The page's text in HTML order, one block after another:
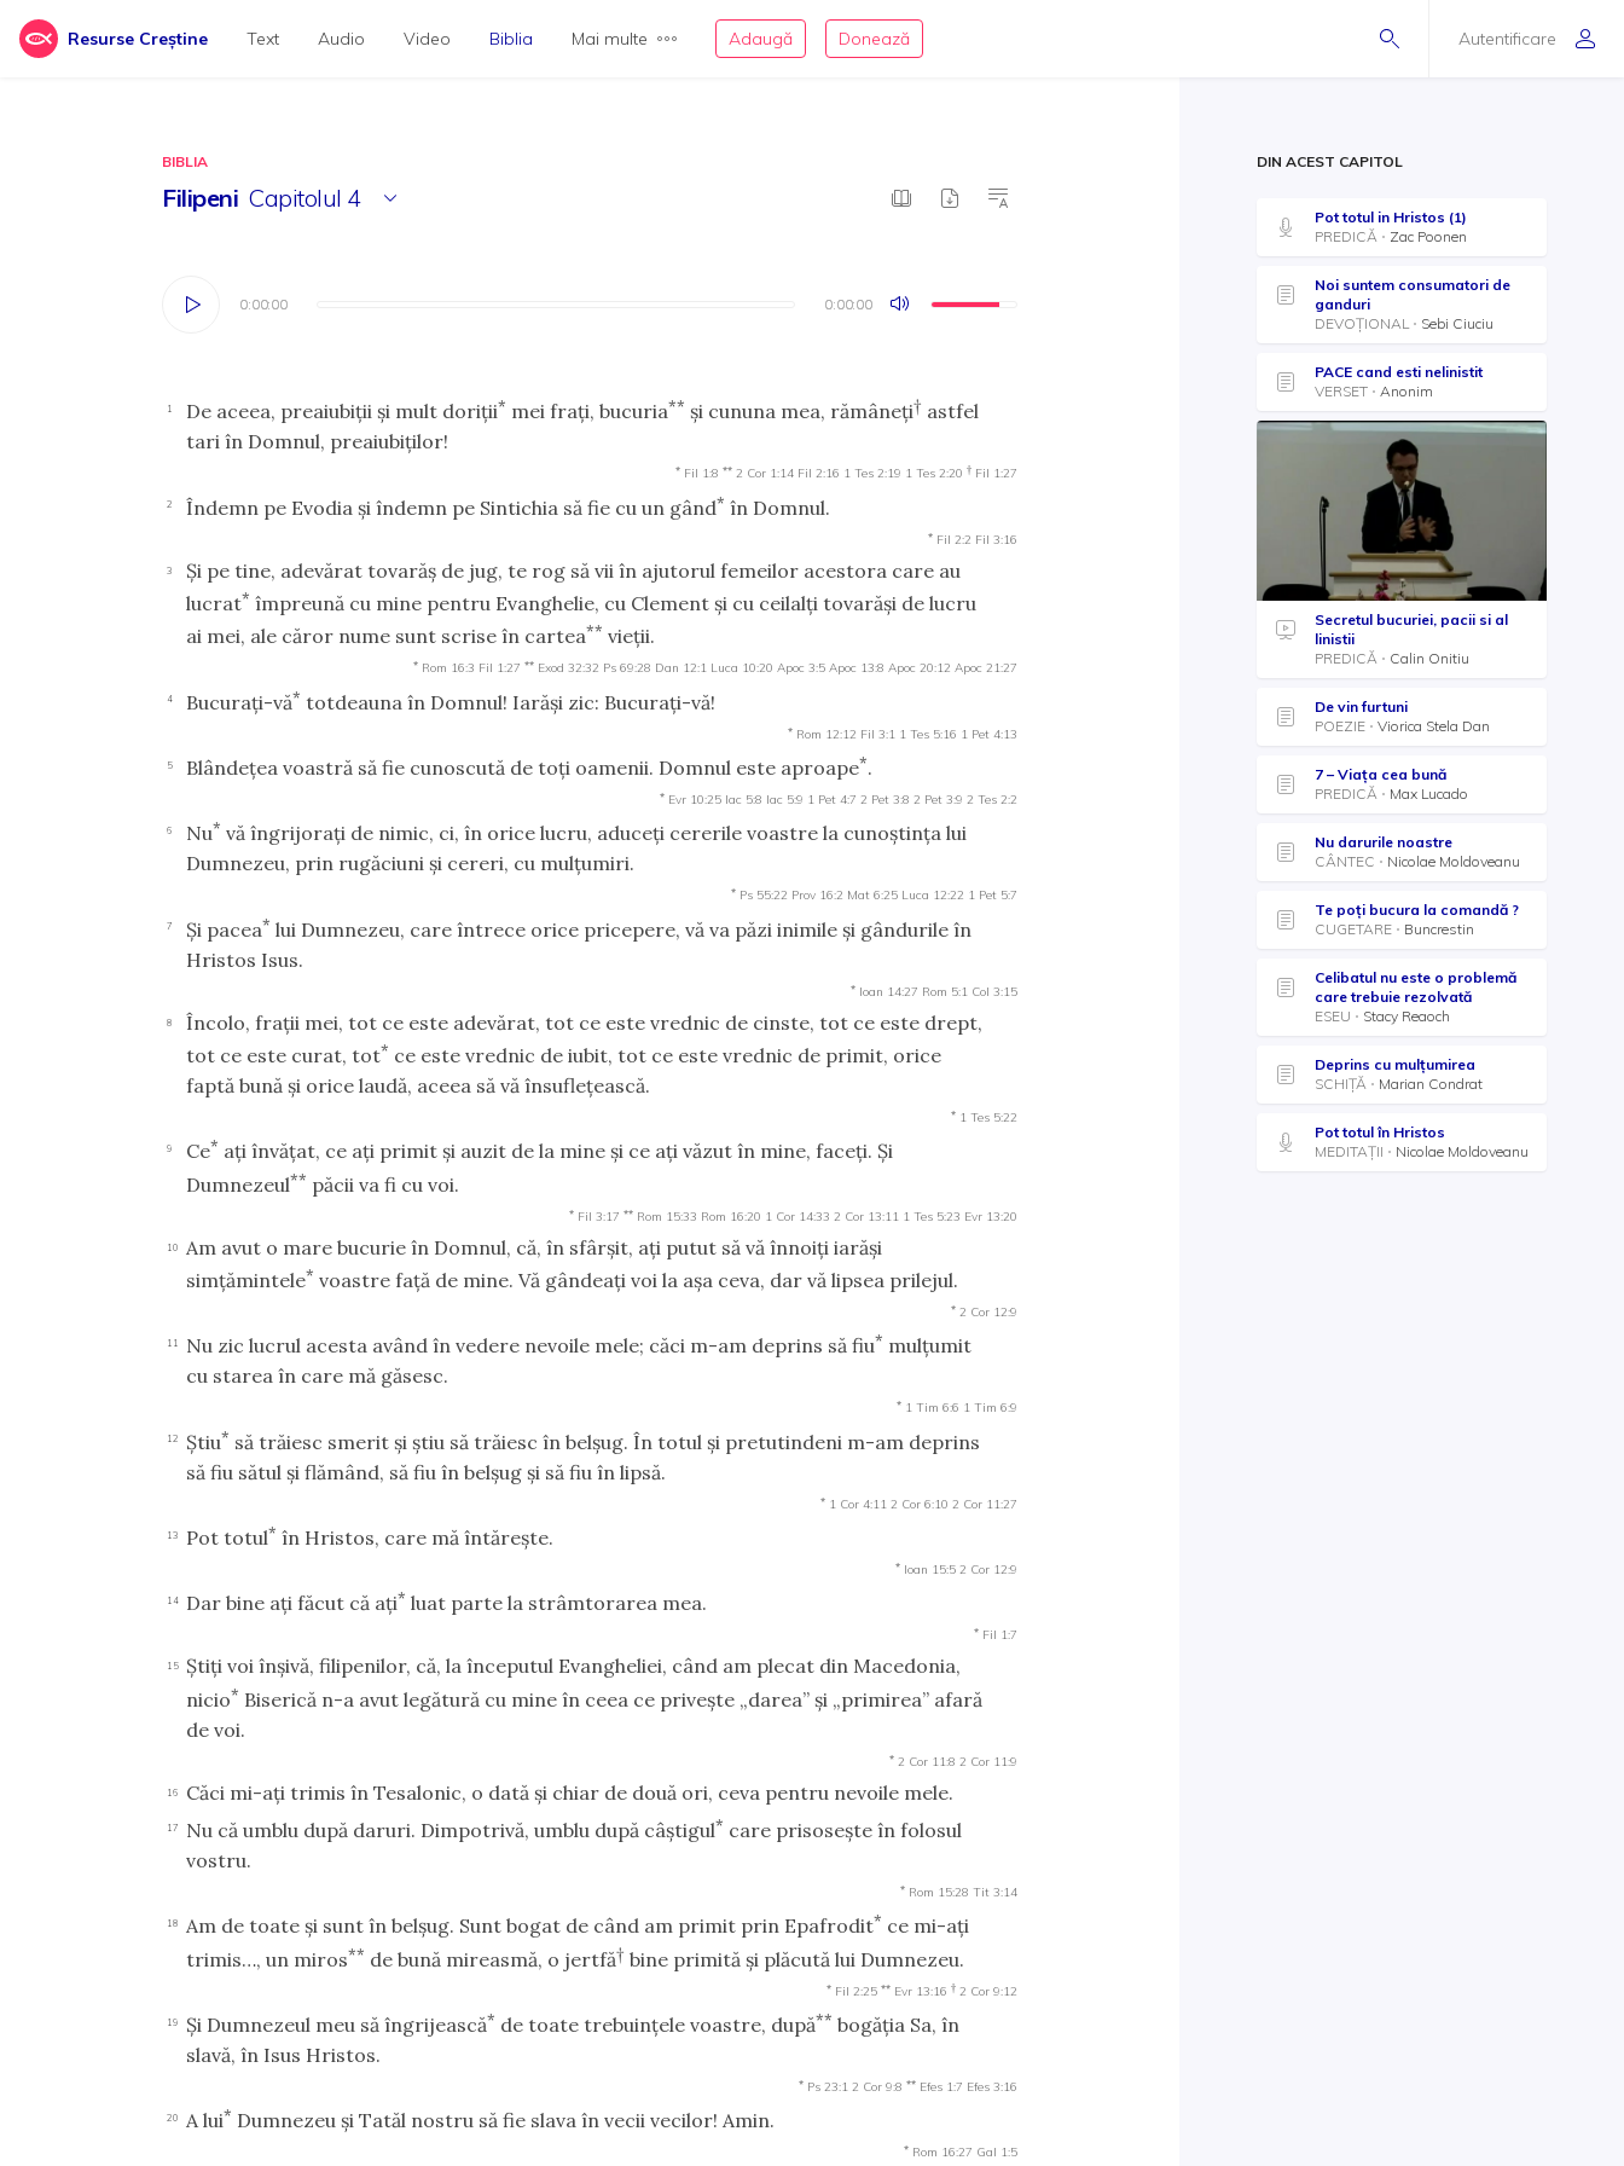
Resurse Creștine Autentificare
Text Audio Video Biblia Mai multe Adaugă Donează
BIBLIA
Filipeni Capitolul 4
0:00:00 0:00:00
0:00:00 0:00:00
1 De aceea, preaiubiţii şi mult doriţii* mei fraţi, bucuria** şi cununa mea, rămâneţi† astfel
tari în Domnul, preaiubiţilor!
* Fil 1:8 ** 2 Cor 1:14 Fil 2:16 1 Tes 2:19 1 Tes 2:20 † Fil 1:27
2 Îndemn pe Evodia şi îndemn pe Sintichia să fie cu un gând* în Domnul.
* Fil 2:2 Fil 3:16
3
Şi pe tine, adevărat tovarăş de jug, te rog să vii în ajutorul femeilor acestora care au
lucrat* împreună cu mine pentru Evanghelie, cu Clement şi cu ceilalţi tovarăşi de lucru
ai mei, ale căror nume sunt scrise în cartea** vieţii.
* Rom 16:3 Fil 1:27 ** Exod 32:32 Ps 69:28 Dan 12:1 Luca 10:20 Apoc 3:5 Apoc 13:8 Apoc 20:12 Apoc 21:27
4 Bucuraţi-vă* totdeauna în Domnul! Iarăşi zic: Bucuraţi-vă!
* Rom 12:12 Fil 3:1 1 Tes 5:16 1 Pet 4:13
5 Blândeţea voastră să fie cunoscută de toţi oamenii. Domnul este aproape*.
* Evr 10:25 Iac 5:8 Iac 5:9 1 Pet 4:7 2 Pet 3:8 2 Pet 3:9 2 Tes 2:2
6 Nu* vă îngrijoraţi de nimic, ci, în orice lucru, aduceţi cererile voastre la cunoştinţa lui
Dumnezeu, prin rugăciuni şi cereri, cu mulţumiri.
* Ps 55:22 Prov 16:2 Mat 6:25 Luca 12:22 1 Pet 5:7
7 Şi pacea* lui Dumnezeu, care întrece orice pricepere, vă va păzi inimile şi gândurile în
Hristos Isus.
* Ioan 14:27 Rom 5:1 Col 3:15
8
Încolo, fraţii mei, tot ce este adevărat, tot ce este vrednic de cinste, tot ce este drept,
tot ce este curat, tot* ce este vrednic de iubit, tot ce este vrednic de primit, orice
faptă bună şi orice laudă, aceea să vă însufleţească.
* 1 Tes 5:22
9 Ce* aţi învăţat, ce aţi primit şi auzit de la mine şi ce aţi văzut în mine, faceţi. Şi
Dumnezeul** păcii va fi cu voi.
* Fil 3:17 ** Rom 15:33 Rom 16:20 1 Cor 14:33 2 Cor 13:11 1 Tes 5:23 Evr 13:20
10
Am avut o mare bucurie în Domnul, că, în sfârşit, aţi putut să vă înnoiţi iarăşi
simţămintele* voastre faţă de mine. Vă gândeaţi voi la aşa ceva, dar vă lipsea prilejul.
* 2 Cor 12:9
11 Nu zic lucrul acesta având în vedere nevoile mele; căci m-am deprins să fiu* mulţumit
cu starea în care mă găsesc.
* 1 Tim 6:6 1 Tim 6:9
12 Ştiu* să trăiesc smerit şi ştiu să trăiesc în belşug. În totul şi pretutindeni m-am deprins
să fiu sătul şi flămând, să fiu în belşug şi să fiu în lipsă.
* 1 Cor 4:11 2 Cor 6:10 2 Cor 11:27
13 Pot totul* în Hristos, care mă întăreşte.
* Ioan 15:5 2 Cor 12:9
14 Dar bine aţi făcut că aţi* luat parte la strâmtorarea mea.
* Fil 1:7
15
Ştiţi voi înşivă, filipenilor, că, la începutul Evangheliei, când am plecat din Macedonia,
nicio* Biserică n-a avut legătură cu mine în ceea ce priveşte „darea” şi „primirea” afară
de voi.
* 2 Cor 11:8 2 Cor 11:9
16 Căci mi-aţi trimis în Tesalonic, o dată şi chiar de două ori, ceva pentru nevoile mele.
17 Nu că umblu după daruri. Dimpotrivă, umblu după câştigul* care prisoseşte în folosul
vostru.
* Rom 15:28 Tit 3:14
18 Am de toate şi sunt în belşug. Sunt bogat de când am primit prin Epafrodit* ce mi-aţi
trimis…, un miros** de bună mireasmă, o jertfă† bine primită şi plăcută lui Dumnezeu.
* Fil 2:25 ** Evr 13:16 † 2 Cor 9:12
19 Şi Dumnezeul meu să îngrijească* de toate trebuinţele voastre, după** bogăţia Sa, în
slavă, în Isus Hristos.
* Ps 23:1 2 Cor 9:8 ** Efes 1:7 Efes 3:16
20 A lui* Dumnezeu şi Tatăl nostru să fie slava în vecii vecilor! Amin.
* Rom 16:27 Gal 1:5
DIN ACEST CAPITOL
Pot totul in Hristos (1)
PREDICĂ
Zac Poonen
Noi suntem consumatori de
ganduri
DEVOȚIONAL
Sebi Ciuciu
PACE cand esti nelinistit
VERSET
Anonim
Secretul bucuriei, pacii si al
linistii
PREDICĂ
Calin Onitiu
De vin furtuni
POEZIE
Viorica Stela Dan
7 – Viața cea bună
PREDICĂ
Max Lucado
Nu darurile noastre
CÂNTEC
Nicolae Moldoveanu
Te poţi bucura la comandă ?
CUGETARE
Buncrestin
Celibatul nu este o problemă
care trebuie rezolvată
ESEU
Stacy Reaoch
Deprins cu mulţumirea
SCHIȚĂ
Marian Condrat
Pot totul în Hristos
MEDITAȚII
Nicolae Moldoveanu